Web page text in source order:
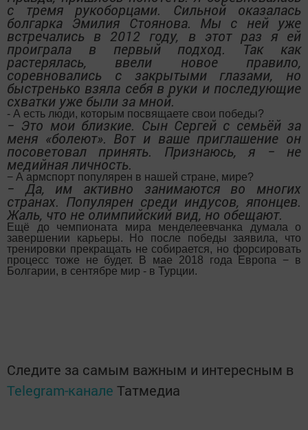
с тремя рукоборцами. Сильной оказалась
болгарка Эмилия Стоянова. Мы с ней уже
встречались в 2012 году, в этот раз я ей
проиграла в первый подход. Так как
растерялась, ввели новое правило,
соревновались с закрытыми глазами, но
быстренько взяла себя в руки и последующие
схватки уже были за мной.
- А есть люди, которым посвящаете свои победы?
− Это мои близкие. Сын Сергей с семьёй за
меня «болеют». Вот и ваше приглашение он
посоветовал принять. Признаюсь, я − не
медийная личность.
− А армспорт популярен в нашей стране, мире?
− Да, им активно занимаются во многих
странах. Популярен среди индусов, японцев.
Жаль, что не олимпийский вид, но обещают.
Ещё до чемпионата мира менделеевчанка думала о
завершении карьеры. Но после победы заявила, что
тренировки прекращать не собирается, но форсировать
процесс тоже не будет. В мае 2018 года Европа − в
Болгарии, в сентябре мир - в Турции.
Следите за самым важным и интересным в
Telegram-канале Татмедиа